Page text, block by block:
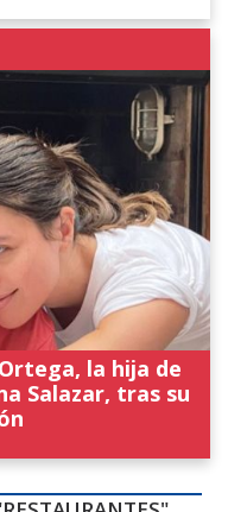
la hija de
Salazar, tras su